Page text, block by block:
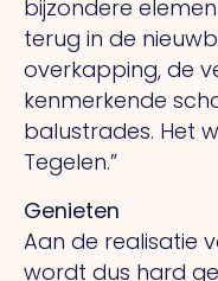
bijzondere
terug in de
overkapping, de
kenmerkende
balustrades. Het
Tegelen.”
Genieten
Aan de realisatie
wordt dus hard